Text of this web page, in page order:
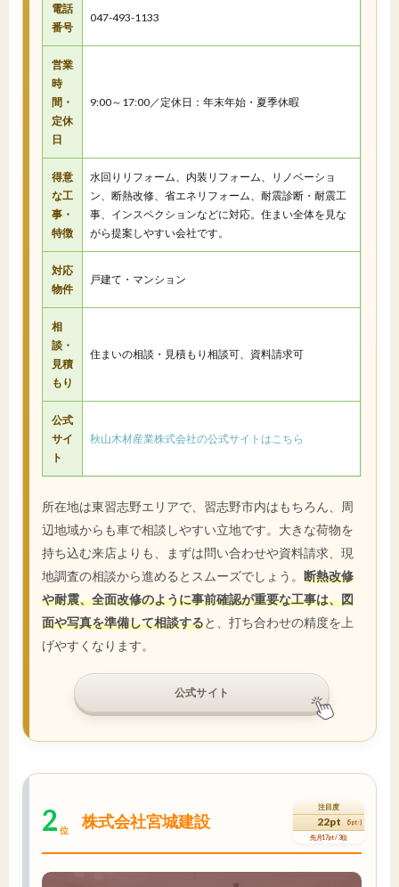
電話
番号
047-493-1133
営業
時
間・
定休
日
9:00～17:00／定休日：年末年始・夏季休暇
得意
な工
事・
特徴
水回りリフォーム、内装リフォーム、リノベーショ
ン、断熱改修、省エネリフォーム、耐震診断・耐震工
事、インスペクションなどに対応。住まい全体を見な
がら提案しやすい会社です。
対応
物件
戸建て・マンション
相
談・
見積
もり
住まいの相談・見積もり相談可、資料請求可
公式
サイ
ト
秋山木材産業株式会社の公式サイトはこちら
所在地は東習志野エリアで、習志野市内はもちろん、周
辺地域からも車で相談しやすい立地です。大きな荷物を
持ち込む来店よりも、まずは問い合わせや資料請求、現
地調査の相談から進めるとスムーズでしょう。 断熱改修
や耐震、全面改修のように事前確認が重要な工事は、図
面や写真を準備して相談すると、打ち合わせの精度を上
げやすくなります。
公式サイト
2 位 株式会社宮城建設
注目度
22pt (5pt↑)
先月17pt / 3位